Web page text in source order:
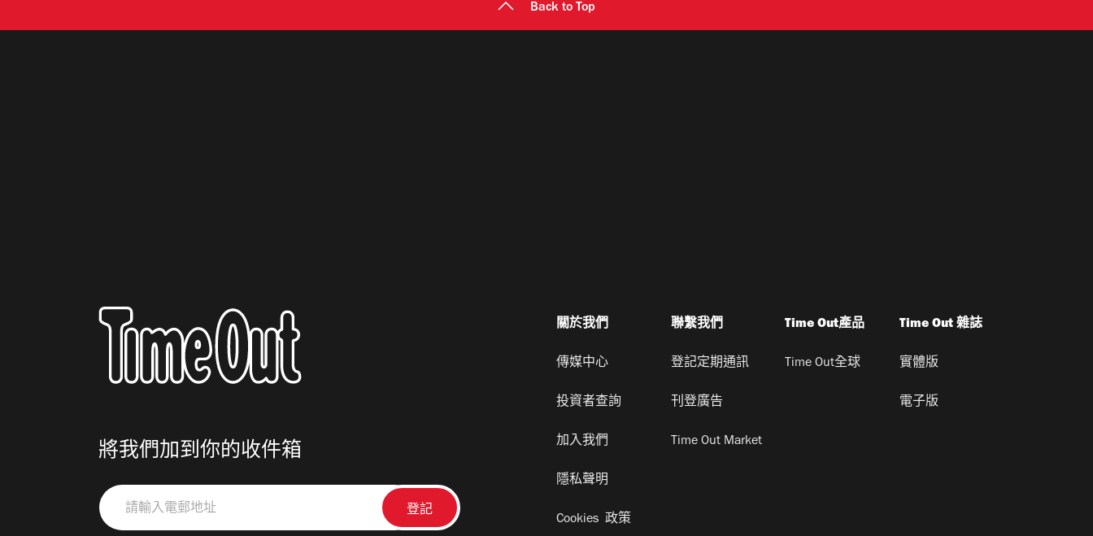
Back to Top
將我們加到你的收件箱
請
輸
關於我們
傳媒中心
投資者查詢
加入我們
隱私聲明
Cookies 政策
聯繫我們
登記定期通訊
刊登廣告
Time Out Market
Time Out產品
Time Out全球
Time Out 雜誌
實體版
電子版